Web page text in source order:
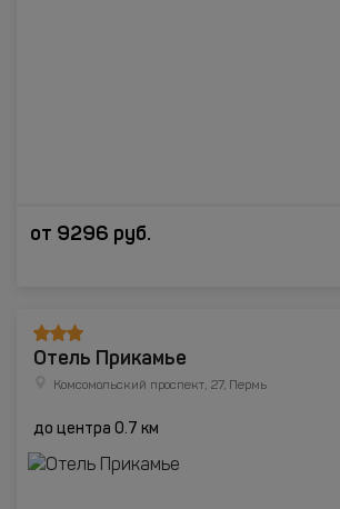
от 9296 руб.
Отель Прикамье
Комсомольский проспект, 27, Пермь
до центра 0.7 км